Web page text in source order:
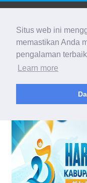
Situs web ini
memastikan Anda
pengalaman
Learn more